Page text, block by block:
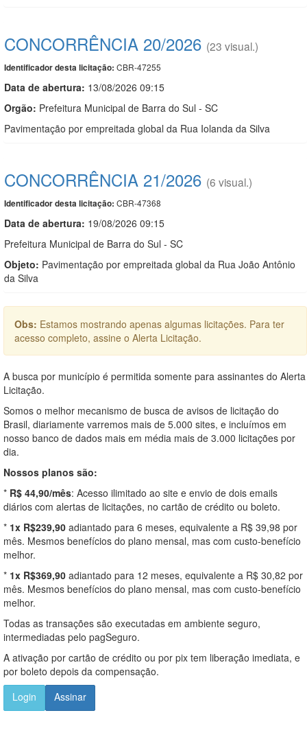
CONCORRÊNCIA 20/2026 (23 visual.)
Identificador desta licitação: CBR-47255
Data de abertura: 13/08/2026 09:15
Orgão: Prefeitura Municipal de Barra do Sul - SC
Pavimentação por empreitada global da Rua Iolanda da Silva
CONCORRÊNCIA 21/2026 (6 visual.)
Identificador desta licitação: CBR-47368
Data de abertura: 19/08/2026 09:15
Prefeitura Municipal de Barra do Sul - SC
Objeto: Pavimentação por empreitada global da Rua João Antônio
da Silva
Obs: Estamos mostrando apenas algumas licitações. Para ter
acesso completo, assine o Alerta Licitação.
A busca por município é permitida somente para assinantes do Alerta
Licitação.
Somos o melhor mecanismo de busca de avisos de licitação do
Brasil, diariamente varremos mais de 5.000 sites, e incluímos em
nosso banco de dados mais em média mais de 3.000 licitações por
dia.
Nossos planos são:
* R$ 44,90/mês: Acesso ilimitado ao site e envio de dois emails
diários com alertas de licitações, no cartão de crédito ou boleto.
* 1x R$239,90 adiantado para 6 meses, equivalente a R$ 39,98 por
mês. Mesmos benefícios do plano mensal, mas com custo-benefício
melhor.
* 1x R$369,90 adiantado para 12 meses, equivalente a R$ 30,82 por
mês. Mesmos benefícios do plano mensal, mas com custo-benefício
melhor.
Todas as transações são executadas em ambiente seguro,
intermediadas pelo pagSeguro.
A ativação por cartão de crédito ou por pix tem liberação imediata, e
por boleto depois da compensação.
Login
Assinar